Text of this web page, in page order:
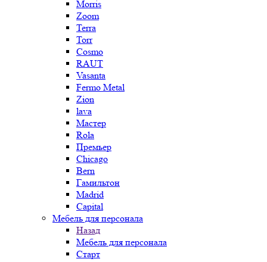
Morris
Zoom
Terra
Torr
Cosmo
RAUT
Vasanta
Fermo Metal
Zion
lava
Мастер
Rola
Премьер
Chicago
Bern
Гамильтон
Madrid
Capital
Мебель для персонала
Назад
Мебель для персонала
Старт